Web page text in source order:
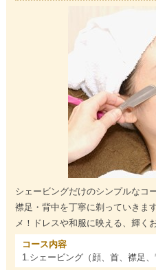
シェービングだけのシンプルなコ
襟足・背中を丁寧に剃っていきま
メ！ドレスや和服に映える、輝く
コース内容
1.シェービング（顔、首、襟足、